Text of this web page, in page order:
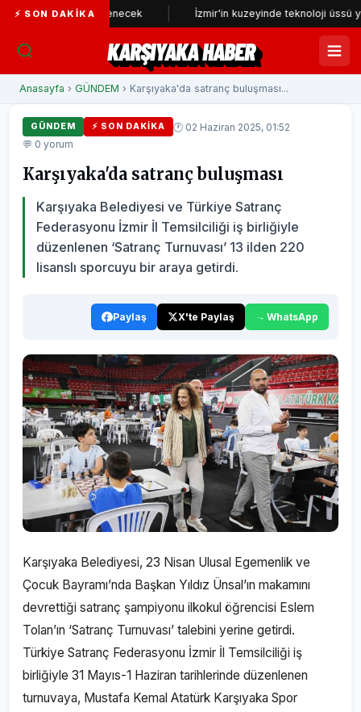
⚡ SON DAKIKA
incelenecek İzmir'in kuzeyinde teknoloji üssü yükseliyor
KARŞIYAKA HABER
Anasayfa › GÜNDEM › Karşıyaka'da satranç buluşması...
GÜNDEM ⚡ SON DAKIKA
🕐 02 Haziran 2025, 01:52
💬 0 yorum
Karşıyaka'da satranç buluşması
Karşıyaka Belediyesi ve Türkiye Satranç
Federasyonu İzmir İl Temsilciliği iş birliğiyle
düzenlenen ‘Satranç Turnuvası’ 13 ilden 220
lisanslı sporcuyu bir araya getirdi.
Paylaş X'te Paylaş WhatsApp
Karşıyaka Belediyesi, 23 Nisan Ulusal Egemenlik ve
Çocuk Bayramı’nda Başkan Yıldız Ünsal’ın makamını
devrettiği satranç şampiyonu ilkokul öğrencisi Eslem
Tolan’ın ‘Satranç Turnuvası’ talebini yerine getirdi.
Türkiye Satranç Federasyonu İzmir İl Temsilciliği iş
birliğiyle 31 Mayıs-1 Haziran tarihlerinde düzenlenen
turnuvaya, Mustafa Kemal Atatürk Karşıyaka Spor